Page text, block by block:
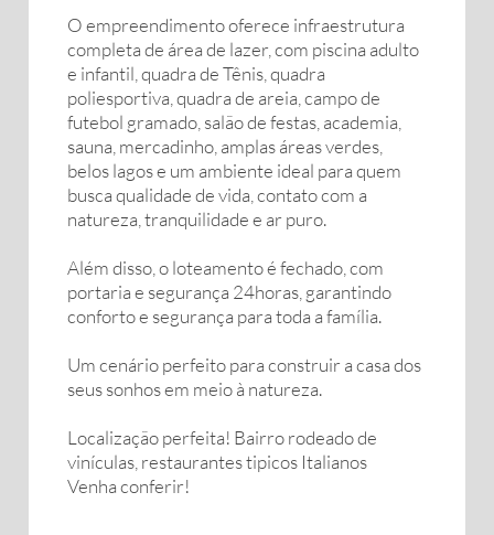
O empreendimento oferece infraestrutura
completa de área de lazer, com piscina adulto
e infantil, quadra de Tênis, quadra
poliesportiva, quadra de areia, campo de
futebol gramado, salão de festas, academia,
sauna, mercadinho, amplas áreas verdes,
belos lagos e um ambiente ideal para quem
busca qualidade de vida, contato com a
natureza, tranquilidade e ar puro.
Além disso, o loteamento é fechado, com
portaria e segurança 24horas, garantindo
conforto e segurança para toda a família.
Um cenário perfeito para construir a casa dos
seus sonhos em meio à natureza.
Localização perfeita! Bairro rodeado de
vinículas, restaurantes tipicos Italianos
Venha conferir!